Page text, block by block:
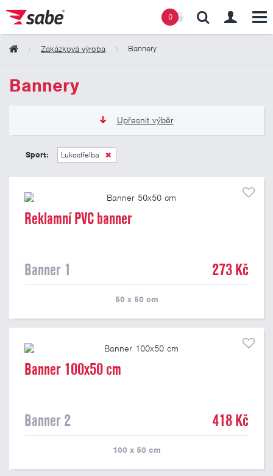
0
Zakázková výroba Bannery
Bannery
Upřesnit výběr
Pouze skladem
273 Kč
Sport: Lukostřelba
Reklamní PVC banner
Banner 1 273 Kč
50 x 50 cm
Banner 100x50 cm
Banner 2 418 Kč
100 x 50 cm
Obsah košíku